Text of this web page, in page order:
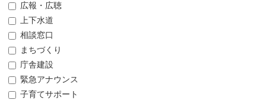
広報・広聴
上下水道
相談窓口
まちづくり
庁舎建設
緊急アナウンス
子育てサポート